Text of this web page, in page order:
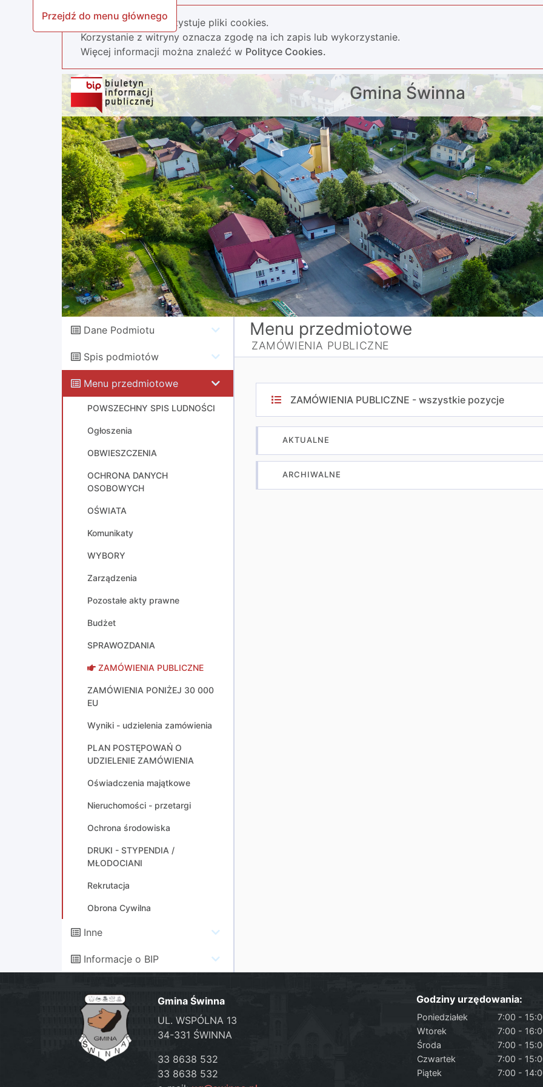
Przejdź do menu głównego
Nasza strona wykorzystuje pliki cookies.
Korzystanie z witryny oznacza zgodę na ich zapis lub wykorzystanie.
Więcej informacji można znaleźć w Polityce Cookies.
Gmina Świnna
Dane Podmiotu
Spis podmiotów
Menu przedmiotowe
POWSZECHNY SPIS LUDNOŚCI
Ogłoszenia
OBWIESZCZENIA
OCHRONA DANYCH
OSOBOWYCH
OŚWIATA
Komunikaty
WYBORY
Zarządzenia
Pozostałe akty prawne
Budżet
SPRAWOZDANIA
ZAMÓWIENIA PUBLICZNE
ZAMÓWIENIA PONIŻEJ 30 000
EU
Wyniki - udzielenia zamówienia
PLAN POSTĘPOWAŃ O
UDZIELENIE ZAMÓWIENIA
Oświadczenia majątkowe
Nieruchomości - przetargi
Ochrona środowiska
DRUKI - STYPENDIA /
MŁODOCIANI
Rekrutacja
Obrona Cywilna
Inne
Informacje o BIP
Menu przedmiotowe
ZAMÓWIENIA PUBLICZNE
ZAMÓWIENIA PUBLICZNE - wszystkie pozycje
AKTUALNE
ARCHIWALNE
Gmina Świnna
UL. WSPÓLNA 13
34-331 ŚWINNA
33 8638 532
33 8638 532
Godziny urzędowania:
Poniedziałek
7:00 -
Wtorek
7:00 -
Środa
7:00 -
Czwartek
7:00 -
Piątek
7:00 -